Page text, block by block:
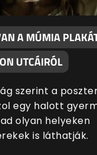
A MÚMIA
UTCÁIRÓL
szerint a
egy halott
olyan helyeken
is láthatják.